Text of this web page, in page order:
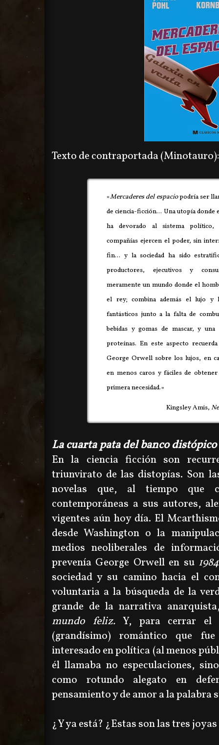
Texto de contraportada (Minotauro):
«Mercaderes del espaciopodría ser
de ciencia-ficción... Una utopía donde
ha devorado al sistema político,
compañías ejercen el poder, sin
fin... y la sociedad ha sido
productores, ejecutivos y
meramente un mundo donde el
el rey; combina además el lujo y
fantásticos junto a la falta de
bebidas y gomas de mascar, y una
proteínas. En este aspecto
George Orwell sobre los lujos, en
en menos caros y fáciles de
primera necesidad.»
Kingsley Amis,
La cuarta pata del banco distópico
En la ciencia ficción son
triunvirato de las distopías. Son
novelas que, al tiempo que
contemporáneas a sus autores,
vigentes aún hoy día. El
desde Washington o la
medios neoliberales de
prevenía George Orwell en su 1984
sociedad y su camino hacia el
voluntaria a la búsqueda de la
grande de la narrativa
mundo feliz.Y, para cerrar
(grandísimo) romántico que
interesado en política (al menos
él llamaba no especulaciones, sino
como rotundo alegato en
pensamiento y de amor a la palabra
¿Y ya está? ¿Estas son las tres